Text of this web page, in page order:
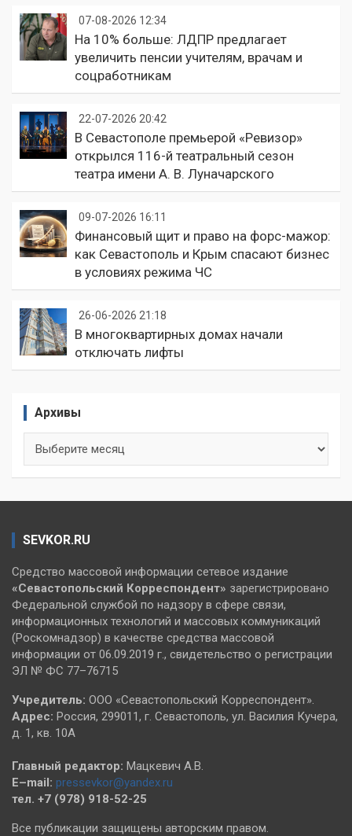
07-08-2026 12:34
На 10% больше: ЛДПР предлагает
увеличить пенсии учителям, врачам и
соцработникам
22-07-2026 20:42
В Севастополе премьерой «Ревизор»
открылся 116-й театральный сезон
театра имени А. В. Луначарского
09-07-2026 16:11
Финансовый щит и право на форс-мажор:
как Севастополь и Крым спасают бизнес
в условиях режима ЧС
26-06-2026 21:18
В многоквартирных домах начали
отключать лифты
Архивы
SEVKOR.RU
Средство массовой информации сетевое издание
«Севастопольский Корреспондент» зарегистрировано
Федеральной службой по надзору в сфере связи,
информационных технологий и массовых коммуникаций
(Роскомнадзор) в качестве средства массовой
информации от 06.09.2019 г., свидетельство о регистрации
ЭЛ № ФС 77–76715
Учредитель: ООО «Севастопольский Корреспондент».
Адрес: Россия, 299011, г. Севастополь, ул. Василия Кучера,
д. 1, кв. 10А
Главный редактор: Мацкевич А.В.
E–mail: pressevkor@yandex.ru
тел. +7 (978) 918-52-25
Все публикации защищены авторским правом.